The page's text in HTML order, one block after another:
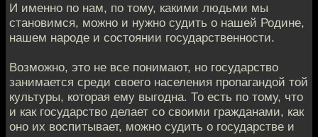
И именно по нам, по тому, какими людьми мы
становимся, можно и нужно судить о нашей Родине,
нашем народе и состоянии государственности.
Возможно, это не все понимают, но государство
занимается среди своего населения пропагандой той
культуры, которая ему выгодна. То есть по тому, что
и как государство делает со своими гражданами, как
оно их воспитывает, можно судить о государстве и